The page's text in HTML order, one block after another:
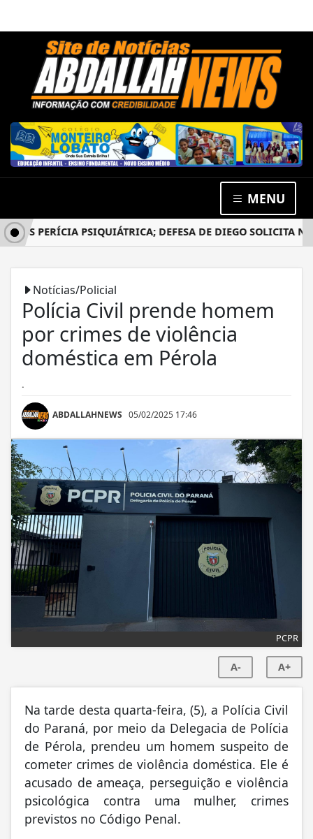
MENU
PERÍCIA PSIQUIÁTRICA; DEFESA DE DIEGO SOLICITA
Notícias/Policial
Polícia Civil prende homem
por crimes de violência
doméstica em Pérola
.
ABDALLAHNEWS 05/02/2025 17:46
PCPR
A- A+
Na tarde desta quarta-feira, (5), a Polícia Civil
do Paraná, por meio da Delegacia de Polícia
de Pérola, prendeu um homem suspeito de
cometer crimes de violência doméstica. Ele é
acusado de ameaça, perseguição e violência
psicológica contra uma mulher, crimes
previstos no Código Penal.